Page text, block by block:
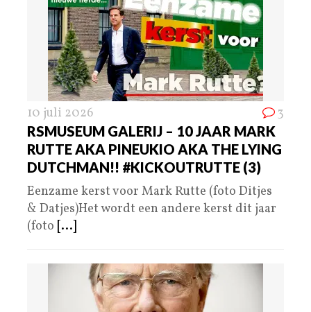
10 juli 2026 3
RSMUSEUM GALERIJ – 10 JAAR MARK
RUTTE AKA PINEUKIO AKA THE LYING
DUTCHMAN!! #KICKOUTRUTTE (3)
Eenzame kerst voor Mark Rutte (foto Ditjes
& Datjes)Het wordt een andere kerst dit jaar
(foto [...]